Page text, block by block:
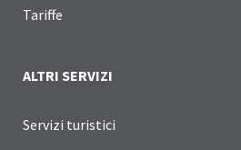
Tariffe
ALTRI SERVIZI
Servizi turistici